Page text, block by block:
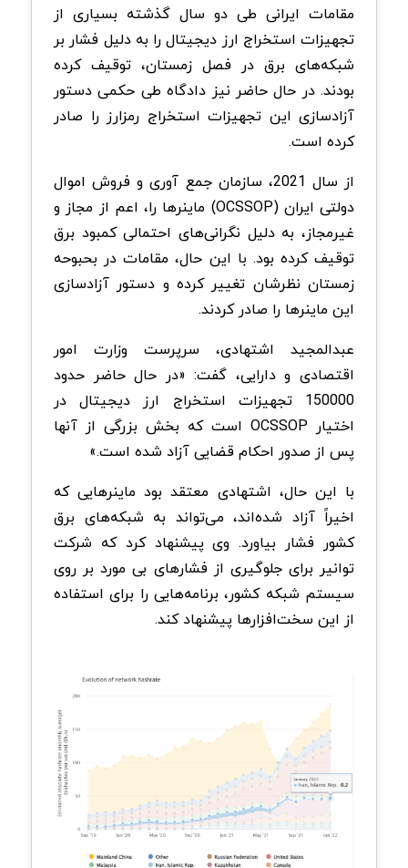
مقامات ایرانی طی دو سال گذشته بسیاری از
تجهیزات استخراج ارز دیجیتال را به دلیل فشار بر
شبکه‌های برق در فصل زمستان، توقیف کرده
بودند. در حال حاضر نیز دادگاه طی حکمی دستور
آزادسازی این تجهیزات استخراج رمزارز را صادر
کرده است.
از سال 2021، سازمان جمع آوری و فروش اموال
دولتی ایران (OCSSOP) ماینرها را، اعم از مجاز و
غیرمجاز، به دلیل نگرانی‌های احتمالی کمبود برق
توقیف کرده بود. با این حال، مقامات در بحبوحه
زمستان نظرشان تغییر کرده و دستور آزادسازی
این ماینرها را صادر کردند.
عبدالمجید اشتهادی، سرپرست وزارت امور
اقتصادی و دارایی، گفت: «در حال حاضر حدود
150000 تجهیزات استخراج ارز دیجیتال در
اختیار OCSSOP است که بخش بزرگی از آنها
پس از صدور احکام قضایی آزاد شده است.»
با این حال، اشتهادی معتقد بود ماینرهایی که
اخیراً آزاد شده‌اند، می‌تواند به شبکه‌های برق
کشور فشار بیاورد. وی پیشنهاد کرد که شرکت
توانیر برای جلوگیری از فشارهای بی مورد بر روی
سیستم شبکه کشور، برنامه‌هایی را برای استفاده
از این سخت‌افزارها پیشنهاد کند.